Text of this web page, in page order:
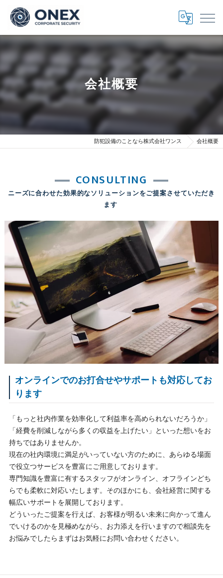
会社概要
防犯設備のことなら株式会社ワンス 会社概要
ニーズに合わせた効果的なソリューションをご提案させていただき
ます
CONSULTING
オンラインでのお打合せやサポートも対応してお
ります
「もっと社内作業を効率化して利益率を高められないだろうか」
「経費を削減しながら多くの収益を上げたい」といった想いをお
持ちではありませんか。
現在の社内環境に満足がいっていない方のために、あらゆる場面
で役立つサービスを豊富にご用意しております。
専門知識を豊富に有するスタッフがオンライン、オフラインどち
らでも柔軟に対応いたします。そのほかにも、会社経営に関する
幅広いサポートを展開しております。
どういったご提案を行えば、お客様が明るい未来に向かって進ん
でいけるのかを見極めながら、お力添えを行いますので相談先を
お悩みでしたらまずはお気軽にお問い合わせください。